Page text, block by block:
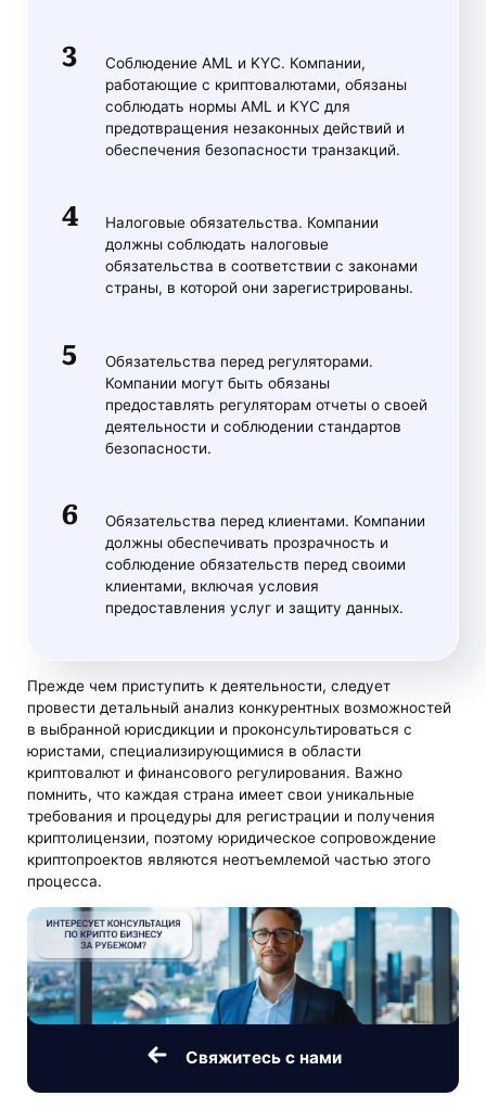
Соблюдение AML и KYC. Компании,
работающие с криптовалютами, обязаны
соблюдать нормы AML и KYC для
предотвращения незаконных действий и
обеспечения безопасности транзакций.
Налоговые обязательства. Компании
должны соблюдать налоговые
обязательства в соответствии с законами
страны, в которой они зарегистрированы.
Обязательства перед регуляторами.
Компании могут быть обязаны
предоставлять регуляторам отчеты о своей
деятельности и соблюдении стандартов
безопасности.
Обязательства перед клиентами. Компании
должны обеспечивать прозрачность и
соблюдение обязательств перед своими
клиентами, включая условия
предоставления услуг и защиту данных.
Прежде чем приступить к деятельности, следует
провести детальный анализ конкурентных возможностей
в выбранной юрисдикции и проконсультироваться с
юристами, специализирующимися в области
криптовалют и финансового регулирования. Важно
помнить, что каждая страна имеет свои уникальные
требования и процедуры для регистрации и получения
криптолицензии, поэтому юридическое сопровождение
криптопроектов являются неотъемлемой частью этого
процесса.
Свяжитесь с нами